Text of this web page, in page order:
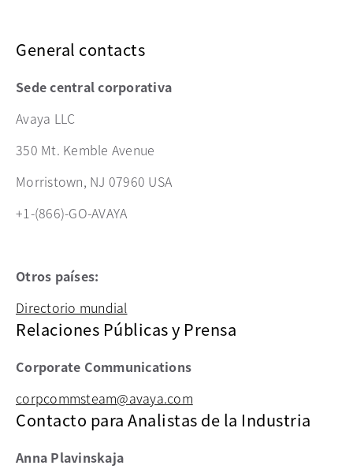
General contacts
Sede central corporativa
Avaya LLC
350 Mt. Kemble Avenue
Morristown, NJ 07960 USA
+1-(866)-GO-AVAYA
Otros países:
Directorio mundial
Relaciones Públicas y Prensa
Corporate Communications
corpcommsteam@avaya.com
Contacto para Analistas de la Industria
Anna Plavinskaja